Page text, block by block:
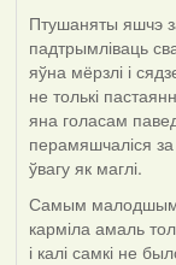
Птушаняты яшчэ
падтрымліваць
яўна мёрзлі і
не толькі
яна голасам
перамяшчаліся
ўвагу як маглі.
Самым малодшым
карміла амаль
і калі самкі не